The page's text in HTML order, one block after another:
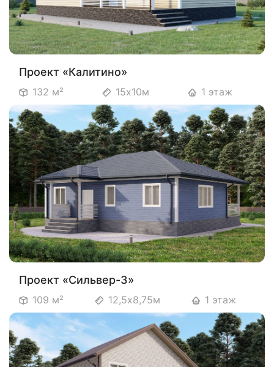
Проект «Калитино»
132 м² 15х10м 1 этаж
Проект «Сильвер-3»
109 м² 12,5х8,75м 1 этаж